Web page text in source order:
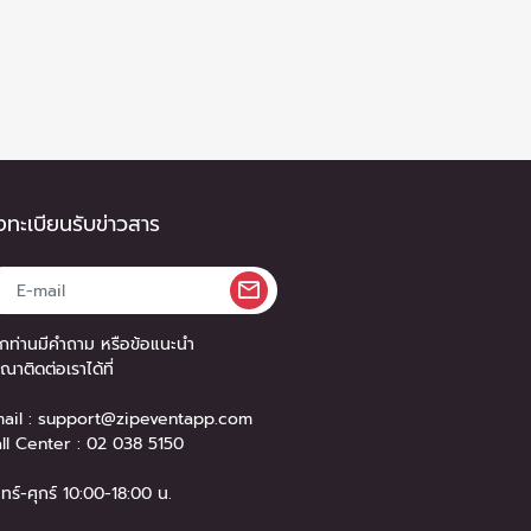
ะเบียนรับข่าวสาร
ท่านมีคำถาม หรือข้อแนะนำ
าติดต่อเราได้ที่
: support@zipeventapp.com
Center : 02 038 5150
ร์-ศุกร์ 10:00-18:00 น.